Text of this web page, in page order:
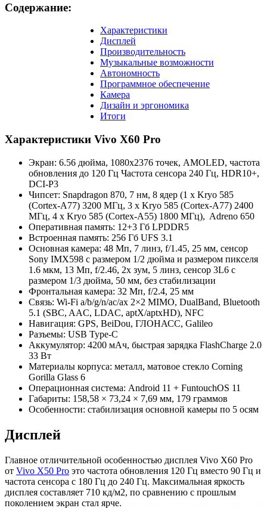
Содержание:
Характеристики
Дисплей
Производительность
Музыкальные возможности
Автономность
Программное обеспечение
Камера
Дизайн и эргономика
Итоги
Характеристики Vivo X60 Pro
Экран: 6.56 дюйма, 1080х2376 точек, AMOLED, частота
обновления до 120 Гц Частота сенсора 240 Гц, HDR10+,
DCI-P3
Чипсет: Snapdragon 870, 7 нм, 8 ядер (1 x Kryo 585
(Cortex-A77) 3200 МГц, 3 x Kryo 585 (Cortex-A77) 2400
МГц, 4 x Kryo 585 (Cortex-A55) 1800 МГц), Adreno 650
Оперативная память: 12+3 Гб LPDDR5
Встроенная память: 256 Гб UFS 3.1
Основная камера: 48 Мп, 7 линз, f/1.45, 25 мм, сенсор
Sony IMX598 с размером 1/2 дюйма и размером пикселя
1.6 мкм, 13 Мп, f/2.46, 2х зум, 5 линз, сенсор 3L6 с
размером 1/3 дюйма, 50 мм, без стабилизации
Фронтальная камера: 32 Мп, f/2.4, 25 мм
Связь: Wi-Fi a/b/g/n/ac/ax 2×2 MIMO, DualBand, Bluetooth
5.1 (SBC, AAC, LDAC, aptX/aptxHD), NFC
Навигация: GPS, BeiDou, ГЛОНАСС, Galileo
Разъемы: USB Type-C
Аккумулятор: 4200 мАч, быстрая зарядка FlashCharge 2.0
33 Вт
Материалы корпуса: металл, матовое стекло Corning
Gorilla Glass 6
Операционная система: Android 11 + FuntouchOS 11
Габариты: 158,58 × 73,24 × 7,69 мм, 179 граммов
Особенности: стабилизация основной камеры по 5 осям
Дисплей
Главное отличительной особенностью дисплея Vivo X60 Pro
от Vivo X50 Pro это частота обновления 120 Гц вместо 90 Гц и
частота сенсора с 180 Гц до 240 Гц. Максимальная яркость
дисплея составляет 710 кд/м2, по сравнению с прошлым
поколением экран стал ярче.